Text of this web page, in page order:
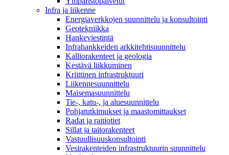
Infra ja liikenne
Energiaverkkojen suunnittelu ja konsultointi
Geotekniikka
Hankeviestintä
Infrahankkeiden arkkitehtisuunnittelu
Kalliorakenteet ja geologia
Kestävä liikkuminen
Kriittinen infrastruktuuri
Liikennesuunnittelu
Maisemasuunnittelu
Tie-, katu-, ja aluesuunnittelu
Pohjatutkimukset ja maastomittaukset
Radat ja raitiotiet
Sillat ja taitorakenteet
Vastuullisuuskonsultointi
Vesirakenteiden infrastruktuurin suunnittelu